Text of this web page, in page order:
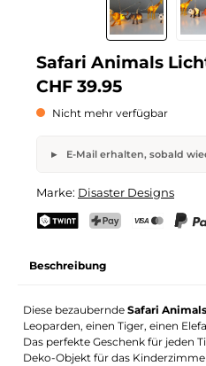
Safari Animals
CHF 39.95
Nicht mehr verfügbar
E-Mail erhalten, sobald
Dein Name
Marke: Disaster Designs
Beschreibung
Diese bezauberndeSafari
Leoparden, einen Tiger, einen
Das perfekte Geschenk für jeden
Deko-Objekt für das